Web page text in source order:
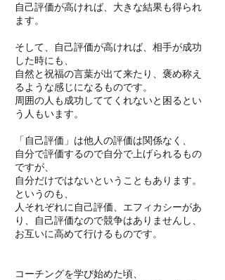
自己評価が高ければ、大きな結果も得られ
ます。
そして、自己評価が高ければ、相手が成功
した時にも、​
自然と祝福の言葉が出て来たり、褒め称え
るような感じになるものです。
周囲の人も成功しててくれないと困るとい
う人もいます。
「自己評価」は他人の評価は関係なく、
自分で評価するので自分で上げられるもの
ですが、
自分だけではないということもあります。
というのも、
人それぞれに自己評価、エフィカシーがあ
り、自己評価なので競争はありませんし、
お互いに高めて行けるものです。
コーチングを学び始めた頃、